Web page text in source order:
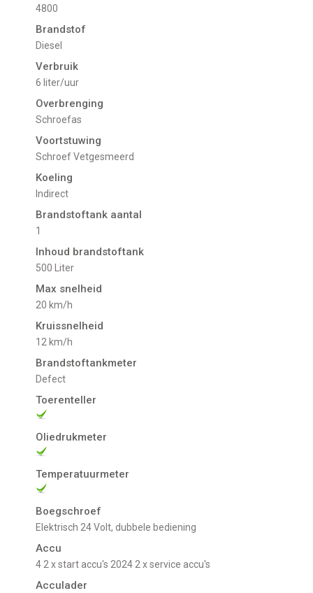
4800
Brandstof
Diesel
Verbruik
6 liter/uur
Overbrenging
Schroefas
Voortstuwing
schroef Vetgesmeerd
Koeling
indirect
Brandstoftank aantal
1
Inhoud brandstoftank
500 Liter
Max snelheid
20 km/h
Kruissnelheid
12 km/h
Brandstoftankmeter
defect
Toerenteller
Oliedrukmeter
Temperatuurmeter
Boegschroef
Elektrisch 24 Volt, dubbele bediening
Accu
4 2 x start accu's 2024 2 x service accu's
Acculader